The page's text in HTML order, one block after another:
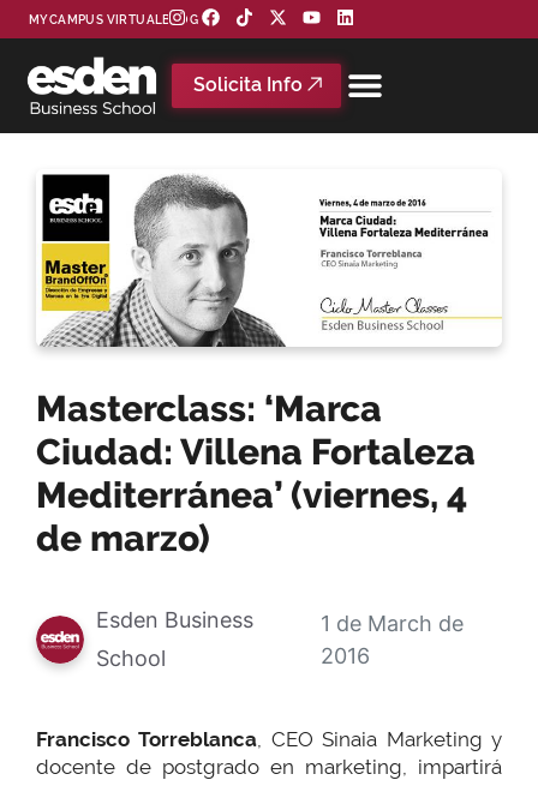
MYCAMPUS VIRTUAL BLOG
Solicita Info
Masterclass: ‘Marca
Ciudad: Villena Fortaleza
Mediterránea’ (viernes, 4
de marzo)
Esden Business
School
1 de March de
2016
Francisco Torreblanca, CEO Sinaia Marketing y
docente de postgrado en marketing, impartirá